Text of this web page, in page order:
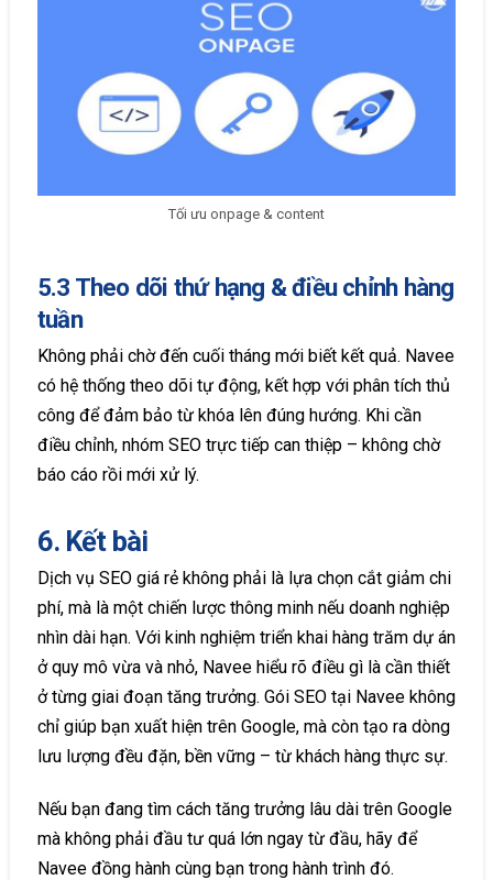
Tối ưu onpage & content
5.3 Theo dõi thứ hạng & điều chỉnh hàng
tuần
Không phải chờ đến cuối tháng mới biết kết quả. Navee
có hệ thống theo dõi tự động, kết hợp với phân tích thủ
công để đảm bảo từ khóa lên đúng hướng. Khi cần
điều chỉnh, nhóm SEO trực tiếp can thiệp – không chờ
báo cáo rồi mới xử lý.
6. Kết bài
Dịch vụ SEO giá rẻ không phải là lựa chọn cắt giảm chi
phí, mà là một chiến lược thông minh nếu doanh nghiệp
nhìn dài hạn. Với kinh nghiệm triển khai hàng trăm dự án
ở quy mô vừa và nhỏ, Navee hiểu rõ điều gì là cần thiết
ở từng giai đoạn tăng trưởng. Gói SEO tại Navee không
chỉ giúp bạn xuất hiện trên Google, mà còn tạo ra dòng
lưu lượng đều đặn, bền vững – từ khách hàng thực sự.
Nếu bạn đang tìm cách tăng trưởng lâu dài trên Google
mà không phải đầu tư quá lớn ngay từ đầu, hãy để
Navee đồng hành cùng bạn trong hành trình đó.